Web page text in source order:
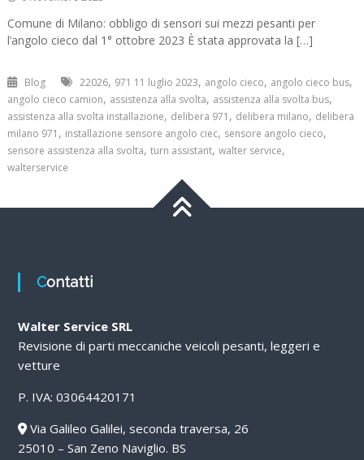
Comune di Milano: obbligo di sensori sui mezzi pesanti per
l’angolo cieco dal 1° ottobre 2023 È stata approvata la […]
Blog 22026, 971 11 luglio 2023, angolo cieco, angolo cieco bus,
angolo cieco camion, assistenza alla svolta, assistenza alla svolta bus,
assistenza alla svolta installazione, delibera 971 , delibera milano, delibera
milano 971 , installazione sensore angolo ciec, sensore angolo cieco,
sensore assistenza alla svolta, turn assistant, walter service,
walterservice
Contatti
Walter Service SRL
Revisione di parti meccaniche veicoli pesanti, leggeri e
vetture
P. IVA: 03064420171
Via Galileo Galilei, seconda traversa, 26
25010 – San Zeno Naviglio. BS